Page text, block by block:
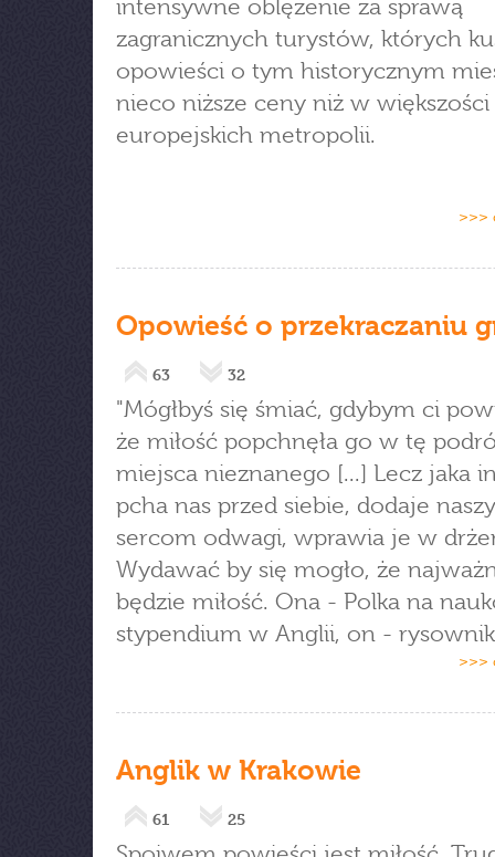
intensywne oblężenie za sprawą
zagranicznych turystów, których
opowieści o tym historycznym
nieco niższe ceny niż w większości
europejskich metropolii.
>>>
Opowieść o przekraczaniu
63 32
"Mógłbyś się śmiać, gdybym ci
że miłość popchnęła go w tę
miejsca nieznanego [...] Lecz jaka
pcha nas przed siebie, dodaje
sercom odwagi, wprawia je w
Wydawać by się mogło, że
będzie miłość. Ona - Polka na
stypendium w Anglii, on -
>>>
Anglik w Krakowie
61 25